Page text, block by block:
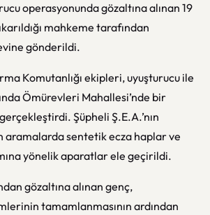
operasyonunda gözaltına alınan 19
mahkeme tarafından
gönderildi.
Komutanlığı ekipleri, uyuşturucu ile
Ömürevleri Mahallesi’nde bir
Şüpheli Ş.E.A.’nın
aramalarda sentetik ecza haplar ve
yönelik aparatlar ele geçirildi.
gözaltına alınan genç,
tamamlanmasının ardından